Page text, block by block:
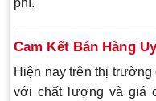
phí.
Cam Kết Bán Hàng
Hiện nay trên thị
với chất lượng và giá